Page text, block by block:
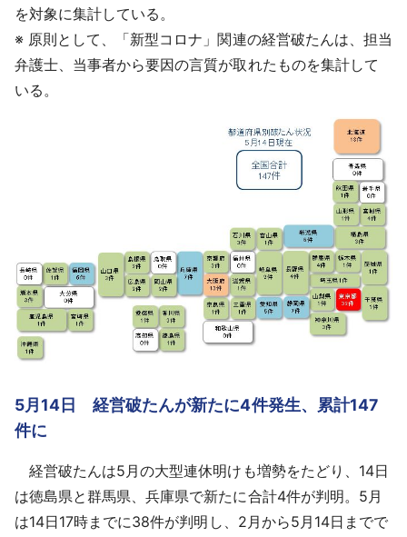
を対象に集計している。
※ 原則として、「新型コロナ」関連の経営破たんは、担当
弁護士、当事者から要因の言質が取れたものを集計して
いる。
5月14日 経営破たんが新たに4件発生、累計147
件に
経営破たんは5月の大型連休明けも増勢をたどり、14日
は徳島県と群馬県、兵庫県で新たに合計4件が判明。5月
は14日17時までに38件が判明し、2月から5月14日までで